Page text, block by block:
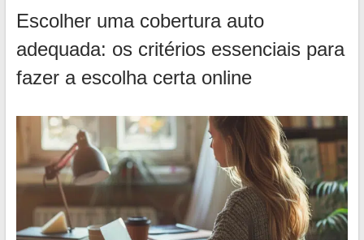
Escolher uma cobertura auto
adequada: os critérios essenciais para
fazer a escolha certa online